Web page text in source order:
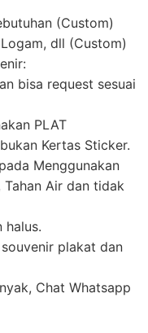
(Custom)
dll (Custom)
bisa request sesuai
PLAT
Kertas Sticker.
Menggunakan
Tahan Air dan tidak
halus.
plakat dan
Chat Whatsapp